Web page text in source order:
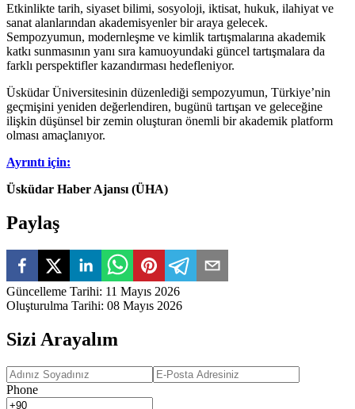
Etkinlikte tarih, siyaset bilimi, sosyoloji, iktisat, hukuk, ilahiyat ve
sanat alanlarından akademisyenler bir araya gelecek.
Sempozyumun, modernleşme ve kimlik tartışmalarına akademik
katkı sunmasının yanı sıra kamuoyundaki güncel tartışmalara da
farklı perspektifler kazandırması hedefleniyor.
Üsküdar Üniversitesinin düzenlediği sempozyumun, Türkiye’nin
geçmişini yeniden değerlendiren, bugünü tartışan ve geleceğine
ilişkin düşünsel bir zemin oluşturan önemli bir akademik platform
olması amaçlanıyor.
Ayrıntı için:
Üsküdar Haber Ajansı (ÜHA)
Paylaş
Güncelleme Tarihi: 11 Mayıs 2026
Oluşturulma Tarihi: 08 Mayıs 2026
Sizi Arayalım
Phone